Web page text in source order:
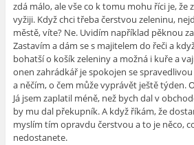
zdá málo, ale vše co k tomu mohu říci je, že
vyžiji. Když chci třeba čerstvou zeleninu,
městě, víte? Ne. Uvidím například pěknou
Zastavím a dám se s majitelem do řeči a
bohatší o košík zeleniny a možná i kuře a
onen zahrádkář je spokojen se
a něčím, o čem může vyprávět ještě týden.
Já jsem zaplatil méně, než bych dal v
by mu dal překupník. A když říkám, že
myslím tím opravdu čerstvou a to je něco,
nedostanete.